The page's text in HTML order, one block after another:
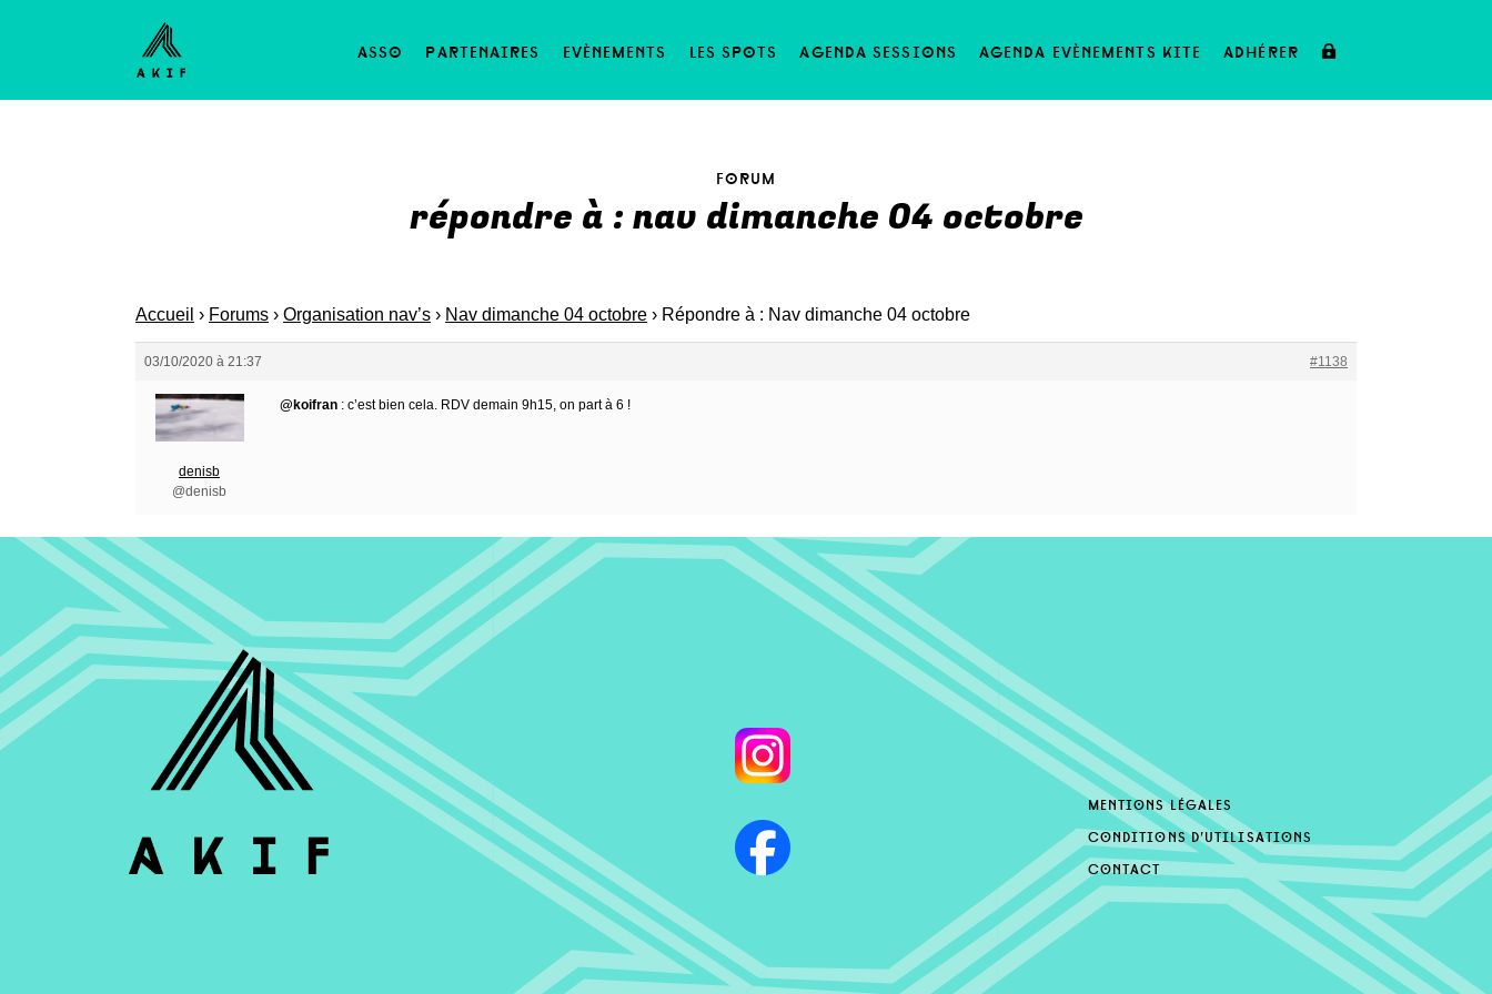
asso partenaires evènements les spots agenda sessions agenda evènements kite adhérer
forum
répondre à : nav dimanche 04 octobre
Accueil › Forums › Organisation nav’s › Nav dimanche 04 octobre › Répondre à : Nav dimanche 04 octobre
03/10/2020 à 21:37 #1138
denisb
@denisb
@koifran : c’est bien cela. RDV demain 9h15, on part à 6 !
mentions légales
conditions d’utilisations
contact